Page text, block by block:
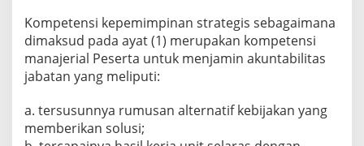
Kompetensi kepemimpinan strategis sebagaimana
dimaksud pada ayat (1) merupakan kompetensi
manajerial Peserta untuk menjamin akuntabilitas
jabatan yang meliputi:
a. tersusunnya rumusan alternatif kebijakan yang
memberikan solusi;